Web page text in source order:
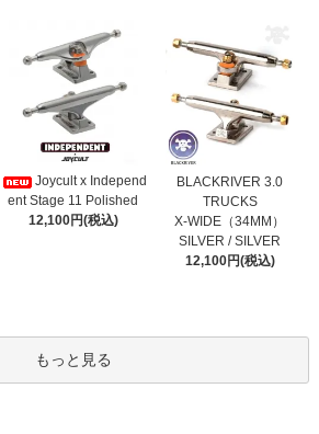
Joycult x Independ
ent Stage 11 Polished
12,100円(税込)
BLACKRIVER 3.0
TRUCKS
X-WIDE（34MM）
SILVER / SILVER
12,100円(税込)
もっと見る